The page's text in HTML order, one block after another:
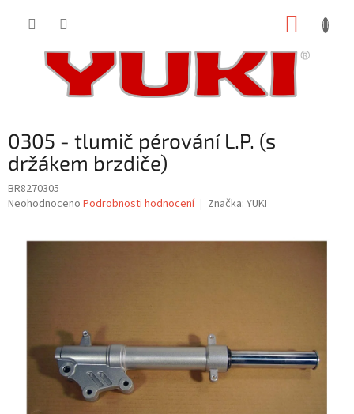
0305 - tlumič pérování L.P. (s
držákem brzdiče)
BR8270305
Průměrné
Neohodnoceno Podrobnosti hodnocení Značka: YUKI